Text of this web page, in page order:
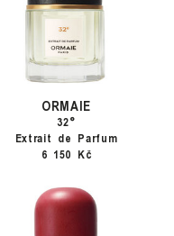
ORMAIE
32°
Extrait de Parfum
6 150 Kč